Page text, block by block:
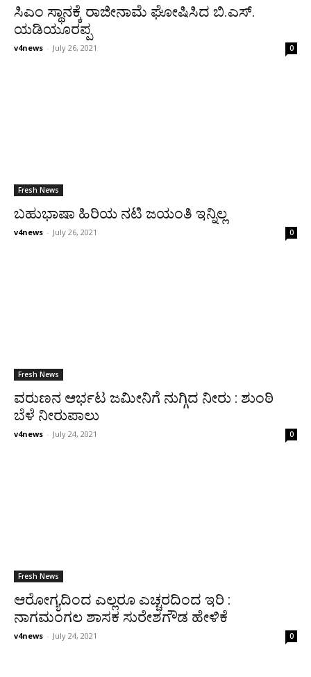
ಸಿಎಂ ಸ್ಥಾನಕ್ಕೆ ರಾಜೀನಾಮೆ ಘೋಷಿಸಿದ ಬಿ.ಎಸ್.
ಯಡಿಯೂರಪ್ಪ
v4news - July 26, 2021 0
Fresh News
ಬಹುಭಾಷಾ ಹಿರಿಯ ನಟಿ ಜಯಂತಿ ಇನ್ನಿಲ್ಲ
v4news - July 26, 2021 0
Fresh News
ವರುಣನ ಆರ್ಭಟ ಜಮೀನಿಗೆ ನುಗ್ಗಿದ ನೀರು : ಶುಂಠಿ
ಬೆಳೆ ನೀರುಪಾಲು
v4news - July 24, 2021 0
Fresh News
ಆರೋಗ್ಯದಿಂದ ಎಲ್ಲರೂ ಎಚ್ಚರದಿಂದ ಇರಿ :
ನಾಗಮಂಗಲ ಶಾಸಕ ಸುರೇಶಗೌಡ ಹೇಳಿಕೆ
v4news - July 24, 2021 0